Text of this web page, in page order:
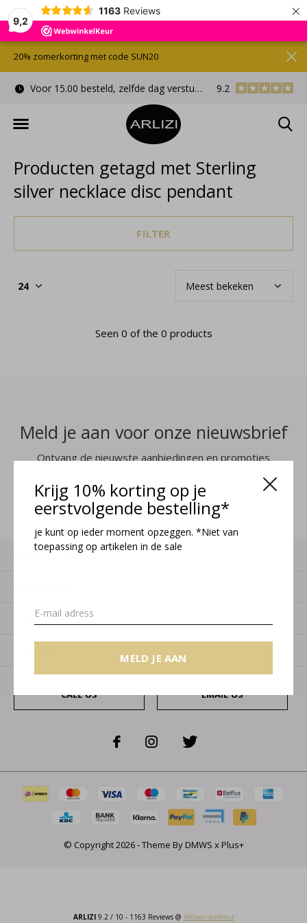
9,2
1163 Reviews ×
Krijg 10% korting op je
eerstvolgende bestelling*
je kunt op ieder moment opzeggen. *Niet van
toepassing op artikelen in de sale
MELD JE AAN
Voor 15.00 besteld, zelfde dag verstuurd Gratis
9.2
20% zomerkorting met code SUN20
Producten getagd met Sterling
silver necklace disc pendant
FILTER
Seen 0 of the 0 products
Meld je aan voor onze nieuwsbrief
Ontvang de nieuwste aanbiedingen en promoties
MELD JE AAN
Klantenservice
Categorieën
CALL US EMAIL US
© Copyright2026- Theme ByDMWS xPlus+
ARLIZI9.2/ 10 - 1163 Reviews @ Webwinkelkeur